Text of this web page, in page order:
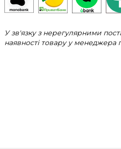
У зв'язку з нерегулярними
наявності товару у менеджера